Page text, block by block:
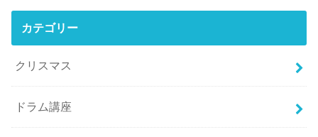
カテゴリー
クリスマス
ドラム講座